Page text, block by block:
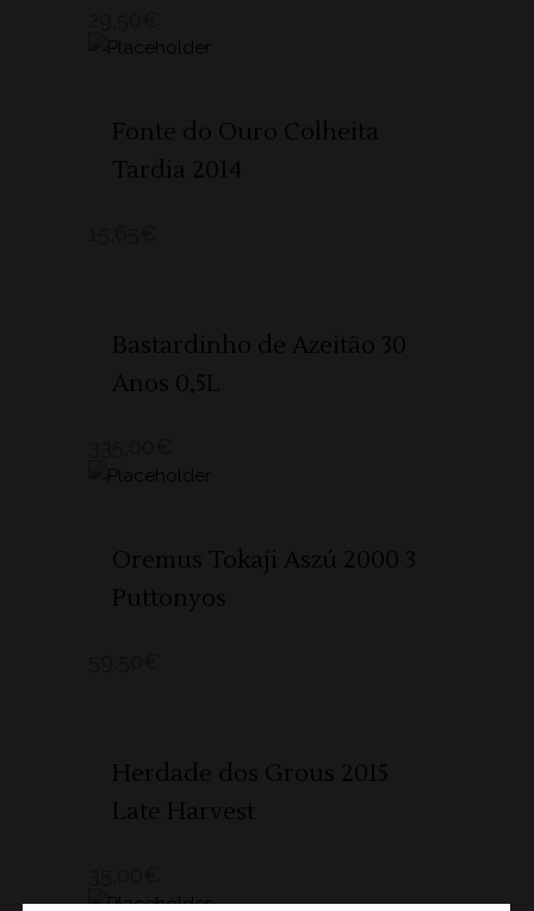
Fonte do Ouro Colheita
Tardia 2014
Bastardinho de Azeitão 30
Anos 0,5L
Oremus Tokaji Aszú 2000 3
Puttonyos
Herdade dos Grous 2015
Late Harvest